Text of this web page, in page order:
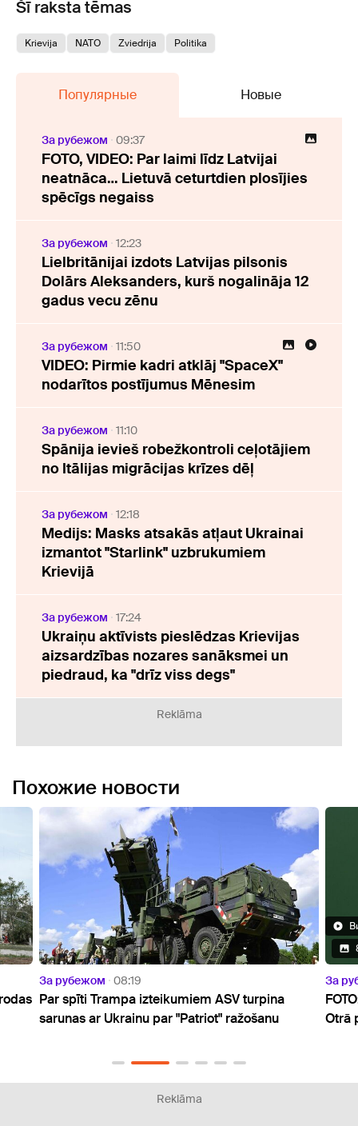
Šī raksta tēmas
Krievija NATO Zviedrija Politika
Популярные Новые
За рубежом 09:37
FOTO, VIDEO: Par laimi līdz Latvijai
neatnāca… Lietuvā ceturtdien plosījies
spēcīgs negaiss
За рубежом 12:23
Lielbritānijai izdots Latvijas pilsonis
Dolārs Aleksanders, kurš nogalināja 12
gadus vecu zēnu
За рубежом 11:50
VIDEO: Pirmie kadri atklāj "SpaceX"
nodarītos postījumus Mēnesim
За рубежом 11:10
Spānija ievieš robežkontroli ceļotājiem
no Itālijas migrācijas krīzes dēļ
За рубежом 12:18
Medijs: Masks atsakās atļaut Ukrainai
izmantot "Starlink" uzbrukumiem
Krievijā
За рубежом 17:24
Ukraiņu aktīvists pieslēdzas Krievijas
aizsardzības nozares sanāksmei un
piedraud, ka "drīz viss degs"
Reklāma
Похожие новости
08:19
Trampa izteikumiem ASV turpina
Ukrainu par "Patriot" ražošanu
Видео
8 Фото
10:07
FOTO: Ilgstošais
Otrā pasaules kara
Reklāma